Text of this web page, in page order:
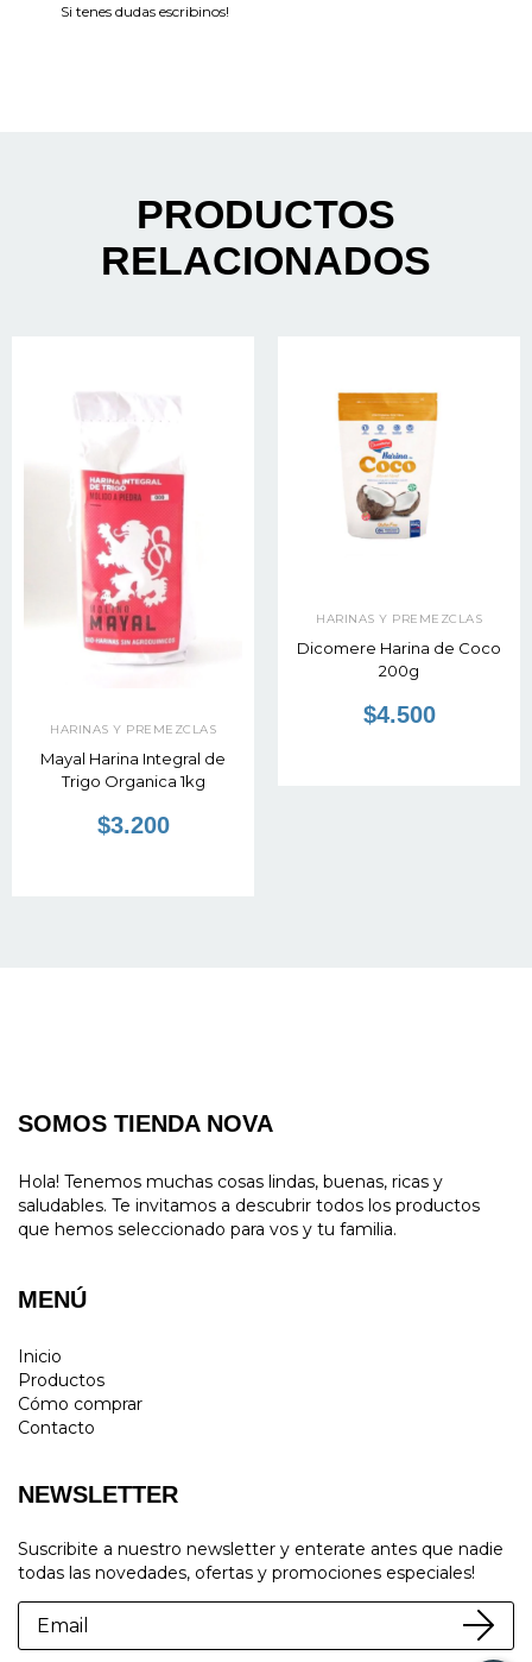
Si tenes dudas escribinos!
PRODUCTOS
RELACIONADOS
HARINAS Y PREMEZCLAS
Mayal Harina Integral de
Trigo Organica 1kg
$3.200
HARINAS Y PREMEZCLAS
Dicomere Harina de Coco
200g
$4.500
SOMOS TIENDA NOVA
Hola! Tenemos muchas cosas lindas, buenas, ricas y
saludables. Te invitamos a descubrir todos los productos
que hemos seleccionado para vos y tu familia.
MENÚ
Inicio
Productos
Cómo comprar
Contacto
NEWSLETTER
Suscribite a nuestro newsletter y enterate antes que nadie
todas las novedades, ofertas y promociones especiales!